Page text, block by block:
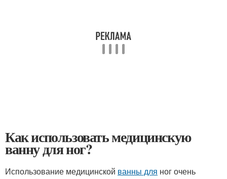
Как использовать медицинскую
ванну для ног?
Использование медицинской ванны для ног очень